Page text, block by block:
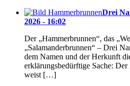
Drei
2026 - 16:02
Der „Hammerbrunnen“, das
„Salamanderbrunnen“ – Drei
dem Namen und der Herkunft
erklärungsbedürftige Sache:
weist […]